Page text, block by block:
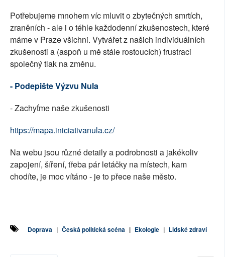
Potřebujeme mnohem víc mluvit o zbytečných smrtích,
zraněních - ale i o téhle každodenní zkušenostech, které
máme v Praze všichni. Vytvářet z našich individuálních
zkušenosti a (aspoň u mě stále rostoucích) frustraci
společný tlak na změnu.
- Podepište Výzvu Nula
- Zachyťme naše zkušenosti
https://mapa.iniciativanula.cz/
Na webu jsou různé detaily a podrobnosti a jakékoliv
zapojení, šíření, třeba pár letáčky na místech, kam
chodíte, je moc vítáno - je to přece naše město.
Doprava | Česká politická scéna | Ekologie | Lidské zdraví